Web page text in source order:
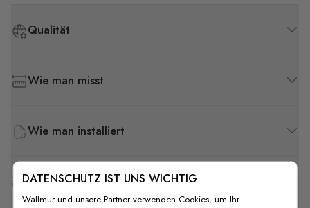
Qualität
Wie man misst
Wie man installiert
Versand & Rückgabe
DATENSCHUTZ IST UNS WICHTIG
Wallmur und unsere Partner verwenden Cookies, um Ihr